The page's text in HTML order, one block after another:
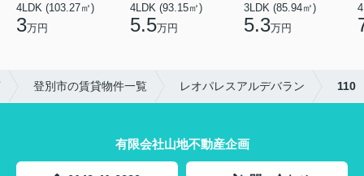
4LDK (103.27㎡)
3万円
4LDK (93.15㎡)
5.5万円
3LDK (85.94㎡)
5.3万円
登別市の賃貸物件一覧 レオパレスアルデバラン 110
有限会社山地不動産企画